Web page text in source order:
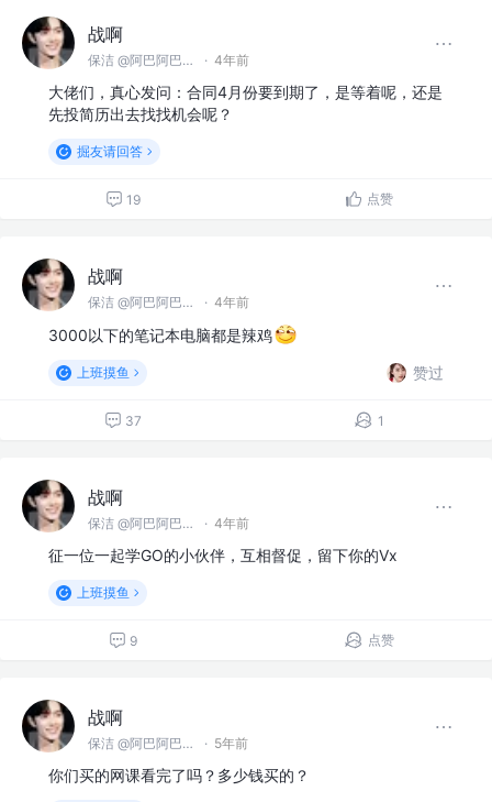
战啊
保洁 @阿巴阿巴没科技公司 · 4年前
大佬们，真心发问：合同4月份要到期了，是等着呢，还是
先投简历出去找找机会呢？
掘友请回答
19 点赞
战啊
保洁 @阿巴阿巴没科技公司 · 4年前
3000以下的笔记本电脑都是辣鸡
上班摸鱼 赞过
37 1
战啊
保洁 @阿巴阿巴没科技公司 · 4年前
征一位一起学GO的小伙伴，互相督促，留下你的Vx
上班摸鱼
9 点赞
战啊
保洁 @阿巴阿巴没科技公司 · 5年前
你们买的网课看完了吗？多少钱买的？